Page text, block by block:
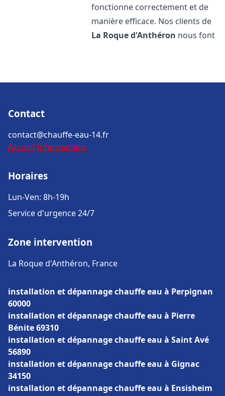
fonctionne correctement et de
manière efficace. Nos clients de
La Roque d'Anthéron nous font
Contact
contact@chauffe-eau-14.fr
Accueil Informations
Horaires
Lun-Ven: 8h-19h
Service d'urgence 24/7
Zone intervention
La Roque d'Anthéron, France
installation et dépannage chauffe eau à Perpignan
60000
installation et dépannage chauffe eau à Pierre
Bénite 69310
installation et dépannage chauffe eau à Saint Avé
56890
installation et dépannage chauffe eau à Gignac
34150
installation et dépannage chauffe eau à Ensisheim